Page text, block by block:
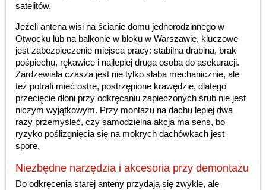
satelitów.
Jeżeli antena wisi na ścianie domu jednorodzinnego w
Otwocku lub na balkonie w bloku w Warszawie, kluczowe
jest zabezpieczenie miejsca pracy: stabilna drabina, brak
pośpiechu, rękawice i najlepiej druga osoba do asekuracji.
Zardzewiała czasza jest nie tylko słaba mechanicznie, ale
też potrafi mieć ostre, postrzępione krawędzie, dlatego
przecięcie dłoni przy odkręcaniu zapieczonych śrub nie jest
niczym wyjątkowym. Przy montażu na dachu lepiej dwa
razy przemyśleć, czy samodzielna akcja ma sens, bo
ryzyko poślizgnięcia się na mokrych dachówkach jest
spore.
Niezbędne narzędzia i akcesoria przy demontażu
Do odkręcenia starej anteny przydają się zwykłe, ale